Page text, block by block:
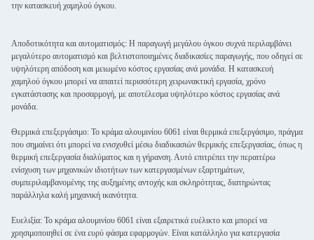
την κατασκευή χαμηλού όγκου.
Αποδοτικότητα και αυτοματισμός: Η παραγωγή μεγάλου όγκου συχνά περιλαμβάνει
μεγαλύτερο αυτοματισμό και βελτιστοποιημένες διαδικασίες παραγωγής, που οδηγεί σε
υψηλότερη απόδοση και μειωμένο κόστος εργασίας ανά μονάδα. Η κατασκευή
χαμηλού όγκου μπορεί να απαιτεί περισσότερη χειρωνακτική εργασία, χρόνο
εγκατάστασης και προσαρμογή, με αποτέλεσμα υψηλότερο κόστος εργασίας ανά
μονάδα.
Θερμικά επεξεργάσιμο: Το κράμα αλουμινίου 6061 είναι θερμικά επεξεργάσιμο, πράγμα
που σημαίνει ότι μπορεί να ενισχυθεί μέσω διαδικασιών θερμικής επεξεργασίας, όπως η
θερμική επεξεργασία διαλύματος και η γήρανση. Αυτό επιτρέπει την περαιτέρω
ενίσχυση των μηχανικών ιδιοτήτων των κατεργασμένων εξαρτημάτων,
συμπεριλαμβανομένης της αυξημένης αντοχής και σκληρότητας, διατηρώντας
παράλληλα καλή μηχανική ικανότητα.
Ευελιξία: Το κράμα αλουμινίου 6061 είναι εξαιρετικά ευέλικτο και μπορεί να
χρησιμοποιηθεί σε ένα ευρύ φάσμα εφαρμογών. Είναι κατάλληλο για κατεργασία